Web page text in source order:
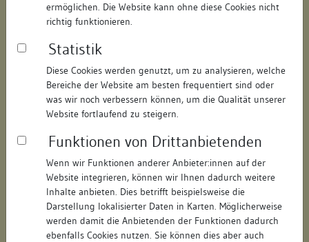
ermöglichen. Die Website kann ohne diese Cookies nicht
richtig funktionieren.
Statistik
Diese Cookies werden genutzt, um zu analysieren, welche
Bereiche der Website am besten frequentiert sind oder
was wir noch verbessern können, um die Qualität unserer
Website fortlaufend zu steigern.
Funktionen von Drittanbietenden
Wenn wir Funktionen anderer Anbieter:innen auf der
Website integrieren, können wir Ihnen dadurch weitere
Inhalte anbieten. Dies betrifft beispielsweise die
Darstellung lokalisierter Daten in Karten. Möglicherweise
werden damit die Anbietenden der Funktionen dadurch
ebenfalls Cookies nutzen. Sie können dies aber auch
Als PDF herunterladen:
Objektdaten
Straße: Schlossgasse
Hausnummer: 3
Postleitzahl: 74354
Stadt-Teilort: Besigheim
Regierungsbezirk: Stuttgart
Ludwigsburg (Landkreis)